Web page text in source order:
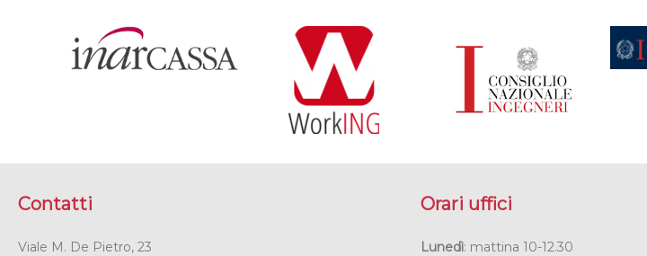
Contatti
Viale M. De Pietro, 23
Orari uffici
Lunedì: mattina 10-12.30